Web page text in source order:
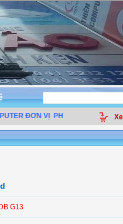
ĐƠN VỊ PHÂN PHỐI LINH KIỆN
G13